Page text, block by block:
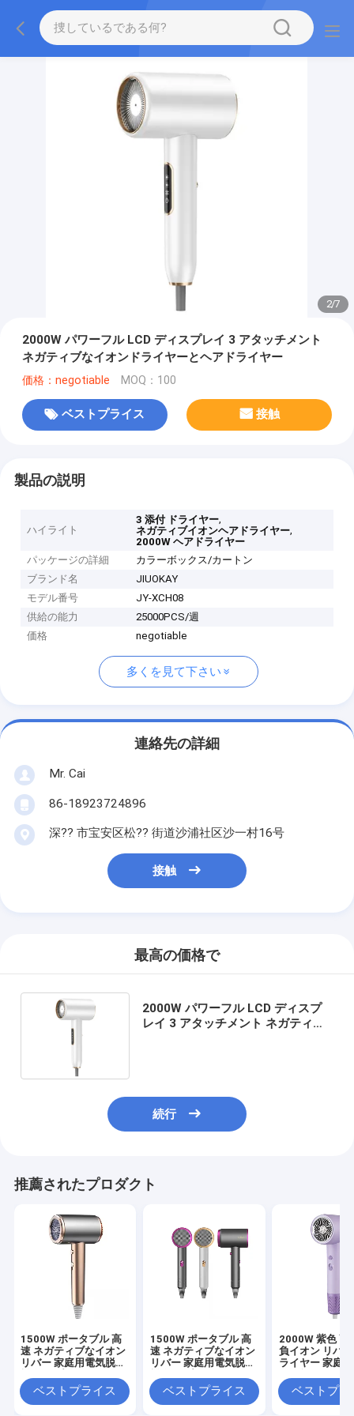
2/7
2000W パワーフル LCD ディスプレイ 3 アタッチメント
ネガティブなイオンドライヤーとヘアドライヤー
価格：negotiable MOQ：100
ベストプライス 接触
製品の説明
ハイライト
3 添付 ドライヤー,
ネガティブイオンヘアドライヤー,
2000W ヘアドライヤー
パッケージの詳細
カラーボックス/カートン
ブランド名
JIUOKAY
モデル番号
JY-XCH08
供給の能力
25000PCS/週
価格
negotiable
多くを見て下さい
連絡先の詳細
Mr. Cai
86-18923724896
深?? 市宝安区松?? 街道沙浦社区沙一村16号
接触
最高の価格で
2000W パワーフル LCD ディスプ
レイ 3 アタッチメント ネガティブ
続行
推薦されたプロダクト
1500W ポータブル 高
速 ネガティブなイオン
リバー 家庭用電気脱毛
ナルベストプライス
1500W ポータブル 高
速 ネガティブなイオン
リバー 家庭用電気脱毛
ナルベストプライス
2000W 紫色 高
負イオン リバ
ライヤー 家庭
ベストプラ